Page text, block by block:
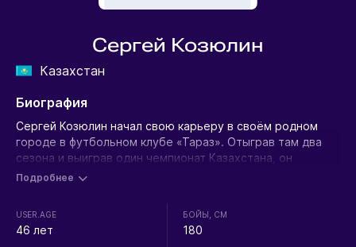
Сергей Козюлин
Казахстан
Биография
Сергей Козюлин начал свою карьеру в своём родном
городе в футбольном клубе «Тараз». Отыграв там два
сезона и выиграв один чемпионат Казахстана, он
переходит в шымкентский «Синтез», который в тот
После двух неудачных сезонов в Шымкенте Козюлин
подписывает контракт со столичным Женисом, с
Подробнее
USER.AGE
46 лет
БОЙЫ, СМ
180